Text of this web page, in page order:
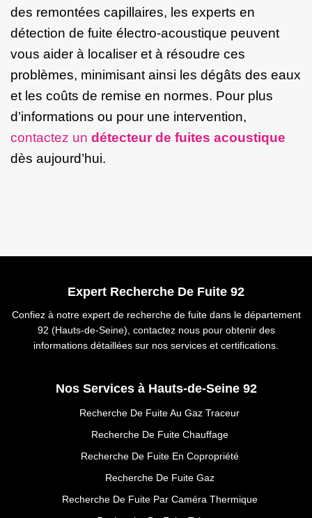
des remontées capillaires, les experts en
détection de fuite électro-acoustique peuvent
vous aider à localiser et à résoudre ces
problèmes, minimisant ainsi les dégâts des eaux
et les coûts de remise en normes. Pour plus
d’informations ou pour une intervention,
contactez un détecteur de fuites acoustique
dès aujourd’hui.
Expert Recherche De Fuite 92
Confiez à notre expert de recherche de fuite dans le département
92 (Hauts-de-Seine), contactez nous pour obtenir des
informations détaillées sur nos services et certifications.
Nos Services à Hauts-de-Seine 92
Recherche De Fuite Au Gaz Traceur
Recherche De Fuite Chauffage
Recherche De Fuite En Copropriété
Recherche De Fuite Gaz
Recherche De Fuite Par Caméra Thermique